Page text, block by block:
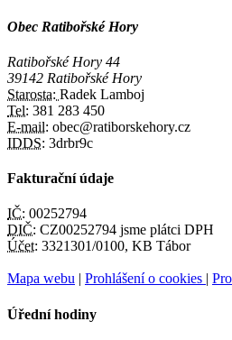
Obec Ratibořské Hory
Ratibořské Hory 44
39142 Ratibořské Hory
Starosta: Radek Lamboj
Tel: 381 283 450
E-mail: obec@ratiborskehory.cz
IDDS: 3drbr9c
Fakturační údaje
IČ: 00252794
DIČ: CZ00252794 jsme plátci DPH
Účet: 3321301/0100, KB Tábor
Mapa webu | Prohlášení o cookies |
Úřední hodiny